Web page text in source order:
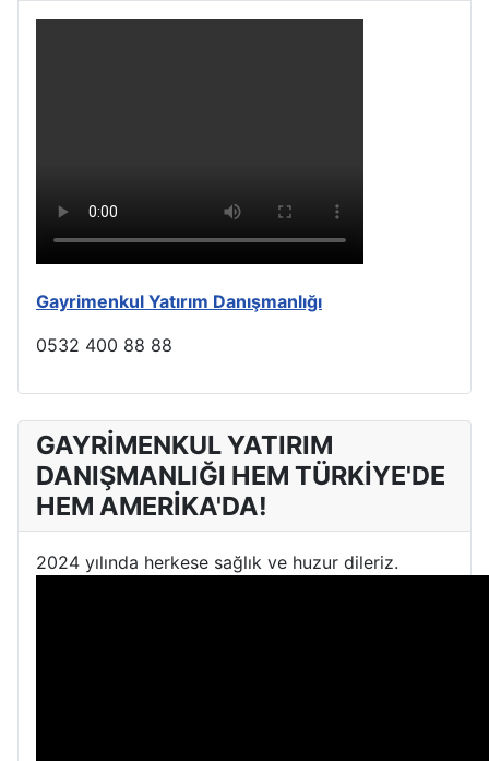
Gayrimenkul Yatırım Danışmanlığı
0532 400 88 88
GAYRİMENKUL YATIRIM
DANIŞMANLIĞI HEM TÜRKİYE'DE
HEM AMERİKA'DA!
2024 yılında herkese sağlık ve huzur dileriz.